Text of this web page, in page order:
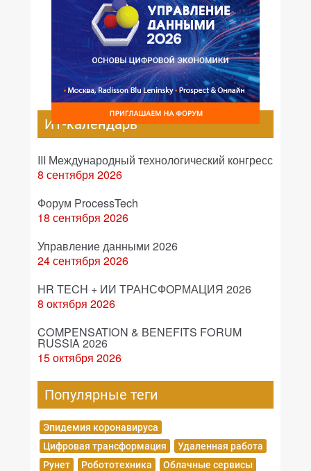
ИТ-календарь
III Международный технологический конгресс
8 сентября 2026
Форум ProcessTech
18 сентября 2026
Управление данными 2026
24 сентября 2026
HR TECH + ИИ ТРАНСФОРМАЦИЯ 2026
8 октября 2026
COMPENSATION & BENEFITS FORUM
RUSSIA 2026
15 октября 2026
Популярные теги
Эпидемия коронавируса
Цифровая трансформация
Удаленная работа
Рунет
Робототехника
Облачные сервисы